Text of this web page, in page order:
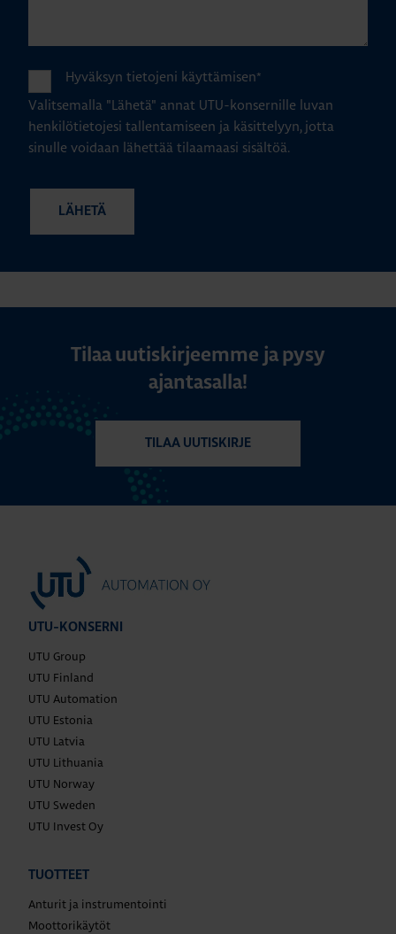
Hyväksyn tietojeni käyttämisen*
Valitsemalla "Lähetä" annat UTU-konsernille luvan
henkilötietojesi tallentamiseen ja käsittelyyn, jotta
sinulle voidaan lähettää tilaamaasi sisältöä.
Tilaa uutiskirjeemme ja pysy
ajantasalla!
TILAA UUTISKIRJE
UTU-KONSERNI
UTU Group
UTU Finland
UTU Automation
UTU Estonia
UTU Latvia
UTU Lithuania
UTU Norway
UTU Sweden
UTU Invest Oy
TUOTTEET
Anturit ja instrumentointi
Moottorikäytöt